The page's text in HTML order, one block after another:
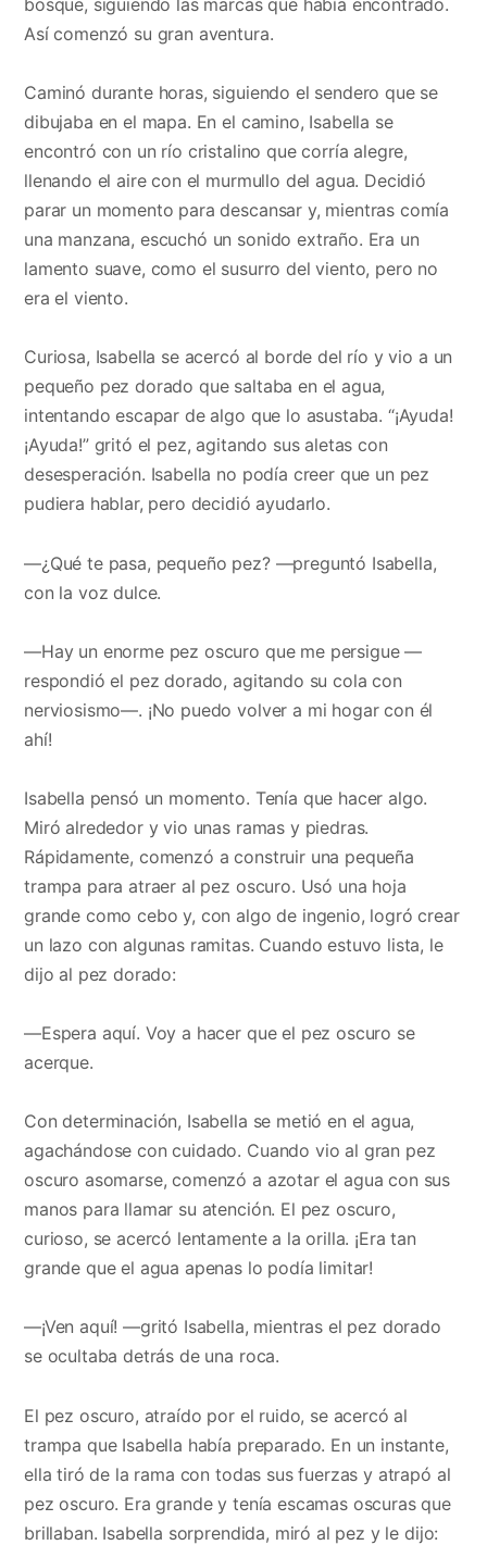
Así comenzó su gran aventura.
Caminó durante horas, siguiendo el sendero que se
dibujaba en el mapa. En el camino, Isabella se
encontró con un río cristalino que corría alegre,
llenando el aire con el murmullo del agua. Decidió
parar un momento para descansar y, mientras comía
una manzana, escuchó un sonido extraño. Era un
lamento suave, como el susurro del viento, pero no
era el viento.
Curiosa, Isabella se acercó al borde del río y vio a un
pequeño pez dorado que saltaba en el agua,
intentando escapar de algo que lo asustaba. “¡Ayuda!
¡Ayuda!” gritó el pez, agitando sus aletas con
desesperación. Isabella no podía creer que un pez
pudiera hablar, pero decidió ayudarlo.
—¿Qué te pasa, pequeño pez? —preguntó Isabella,
con la voz dulce.
—Hay un enorme pez oscuro que me persigue —
respondió el pez dorado, agitando su cola con
nerviosismo—. ¡No puedo volver a mi hogar con él
ahí!
Isabella pensó un momento. Tenía que hacer algo.
Miró alrededor y vio unas ramas y piedras.
Rápidamente, comenzó a construir una pequeña
trampa para atraer al pez oscuro. Usó una hoja
grande como cebo y, con algo de ingenio, logró crear
un lazo con algunas ramitas. Cuando estuvo lista, le
dijo al pez dorado:
—Espera aquí. Voy a hacer que el pez oscuro se
acerque.
Con determinación, Isabella se metió en el agua,
agachándose con cuidado. Cuando vio al gran pez
oscuro asomarse, comenzó a azotar el agua con sus
manos para llamar su atención. El pez oscuro,
curioso, se acercó lentamente a la orilla. ¡Era tan
grande que el agua apenas lo podía limitar!
—¡Ven aquí! —gritó Isabella, mientras el pez dorado
se ocultaba detrás de una roca.
El pez oscuro, atraído por el ruido, se acercó al
trampa que Isabella había preparado. En un instante,
ella tiró de la rama con todas sus fuerzas y atrapó al
pez oscuro. Era grande y tenía escamas oscuras que
brillaban. Isabella sorprendida, miró al pez y le dijo: